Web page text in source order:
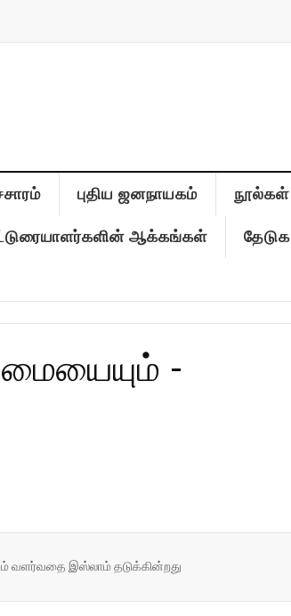
புதிய ஜனநாயகம் நூல்கள்
ஆக்கங்கள் தேடுக
-
வளர்வதை இஸ்லாம் தடுக்கின்றது